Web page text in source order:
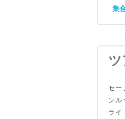
集
ツ
セー
ンル
ライ